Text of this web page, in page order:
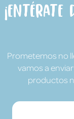
¡Entérate
Prometemos no
vamos a
productos